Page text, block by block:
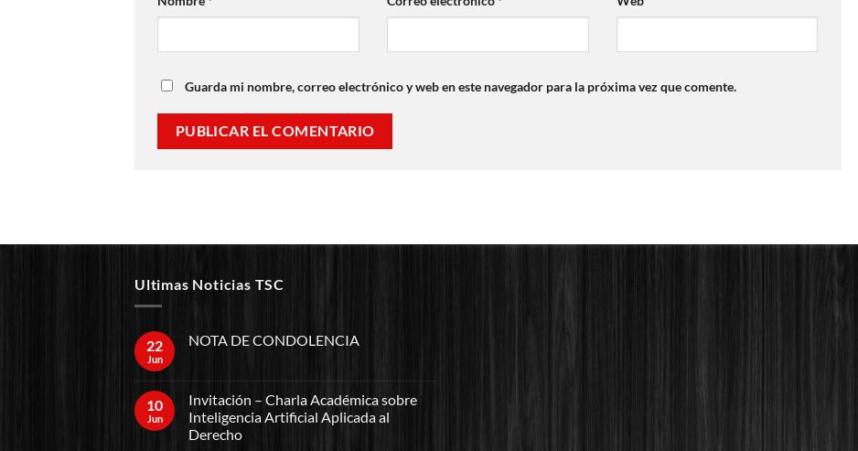
Guarda mi nombre, correo electrónico y web en este navegador para la próxima vez que comente.
Ultimas Noticias TSC
22
Jun
NOTA DE CONDOLENCIA
10
Jun
Invitación – Charla Académica sobre
Inteligencia Artificial Aplicada al
Derecho